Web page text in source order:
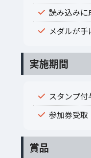
読み込みに
メダルが手
実施期間
スタンプ
参加券受
賞品